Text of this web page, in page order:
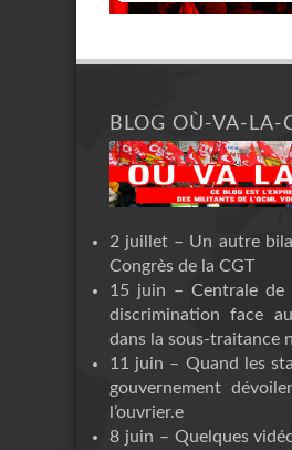
BLOG OÙ-VA-LA-
2 juillet – Un autre
Congrès de la CGT
15 juin – Centrale de
discrimination face
dans la sous-traitance
11 juin – Quand les
gouvernement
l’ouvrier.e
8 juin – Quelques